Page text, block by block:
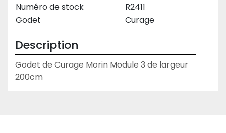
Numéro de stock
R2411
Godet
Curage
Description
Godet de Curage Morin Module 3 de largeur
200cm